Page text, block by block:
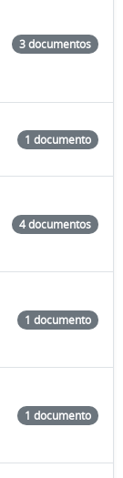
3 documentos
1 documento
4 documentos
1 documento
1 documento